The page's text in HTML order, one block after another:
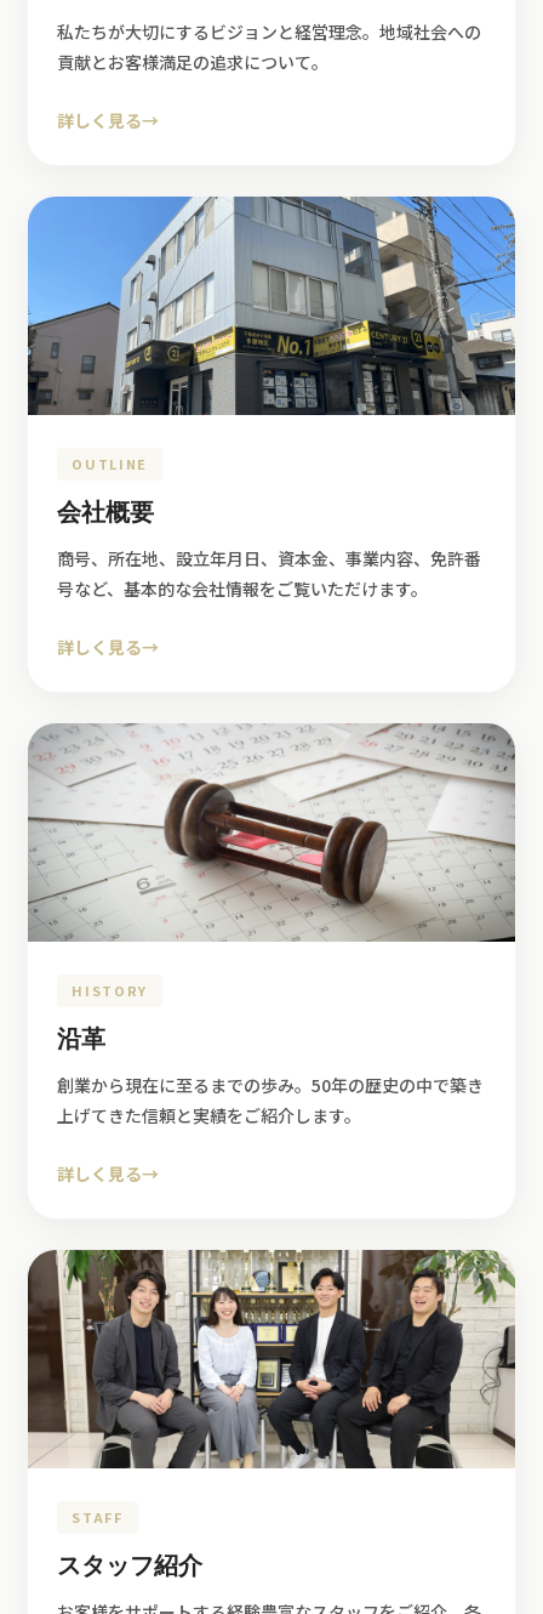
私たちが大切にするビジョンと経営理念。地域社会への
貢献とお客様満足の追求について。
詳しく見る→
OUTLINE
会社概要
商号、所在地、設立年月日、資本金、事業内容、免許番
号など、基本的な会社情報をご覧いただけます。
詳しく見る→
HISTORY
沿革
創業から現在に至るまでの歩み。50年の歴史の中で築き
上げてきた信頼と実績をご紹介します。
詳しく見る→
STAFF
スタッフ紹介